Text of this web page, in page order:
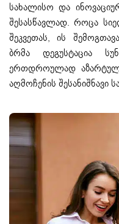
სახალისო და
შესასწავლად. როცა
შეკვეთას, ის
ბრმა დეგუსტაცია
ერთდროულად
აღმოჩენის შესანიშნავი